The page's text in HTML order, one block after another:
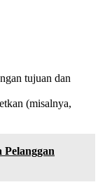
tujuan dan
(misalnya,